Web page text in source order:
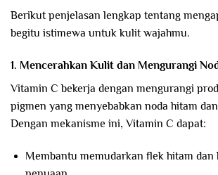
Berikut penjelasan lengkap tentang
begitu istimewa untuk kulit wajahmu.
1. Mencerahkan Kulit dan Mengurangi
Vitamin C bekerja dengan mengurangi
pigmen yang menyebabkan noda hitam
Dengan mekanisme ini, Vitamin C dapat:
Membantu memudarkan flek hitam